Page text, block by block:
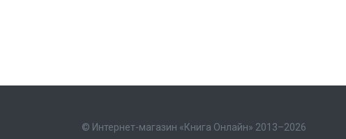
© Интернет-магазин «Книга Онлайн» 2013–2026